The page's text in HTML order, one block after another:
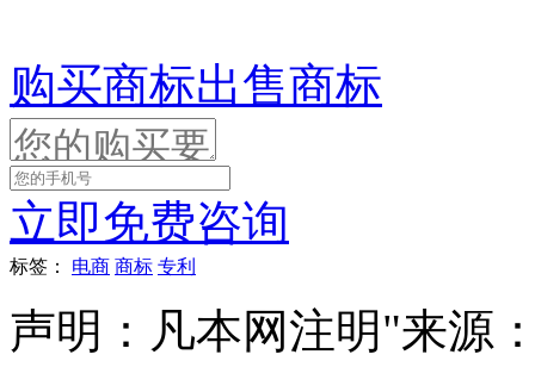
购买商标出售商标
立即免费咨询
标签： 电商 商标 专利
声明：凡本网注明"来源